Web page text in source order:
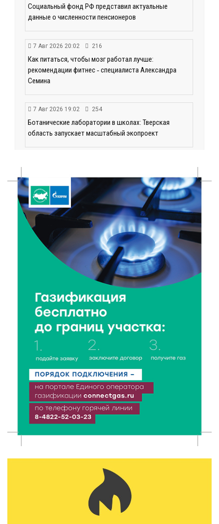
Социальный фонд РФ представил актуальные
данные о численности пенсионеров
7 Авг 2026 20:02 216
Как питаться, чтобы мозг работал лучше:
рекомендации фитнес ‑ специалиста Александра
Семина
7 Авг 2026 19:02 254
Ботанические лаборатории в школах: Тверская
область запускает масштабный экопроект
В Ржеве чествовали работников строительной
отрасли
7 Авг 2026 18:10 144
Зарядка со стражем порядка объединила детей в
«Чайке»
7 Авг 2026 18:02 345
В Нило-Столобенской пустыни началась
реставрация фасада исторической
Крестовоздвиженской церкви
7 Авг 2026 18:01 243
День арбуза отметили ребята в Андреапольском
Доме культуры
7 Авг 2026 17:02 287
Названы первые победители программы «Земский
работник культуры» в Тверской области
7 Авг 2026 16:32 478
Твери
434
Сладкая программа в Твери: дегустация мёда и
рассказ о жизни пчёл